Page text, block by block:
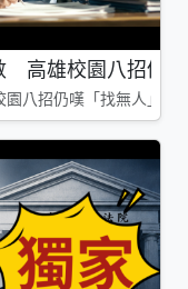
高雄校園八招仍
八招仍嘆「找無人」